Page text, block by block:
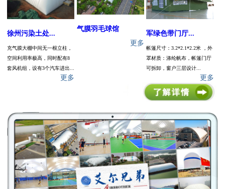
徐州污染土处...
充气膜大棚中间无一根立柱，
空间利用率极高，同时配有8
套风机组，设有3个汽车进出...
更多
气膜羽毛球馆
更多
军绿色带门厅...
帐篷尺寸：3.2*2.1*2.2米 ，外
罩材质：涤纶帆布，帐篷门厅
可拆卸，窗户三层设计...
更多